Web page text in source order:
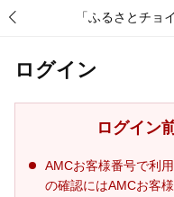
「ふるさとチョ
ログイン
ログイン
AMCお客様番号で利
の確認にはAMCお客